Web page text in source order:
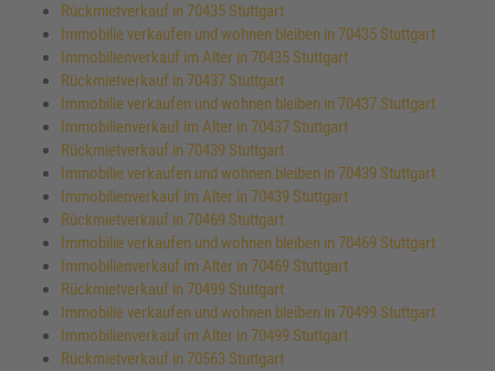
Rückmietverkauf in 70435 Stuttgart
Immobilie verkaufen und wohnen bleiben in 70435 Stuttgart
Immobilienverkauf im Alter in 70435 Stuttgart
Rückmietverkauf in 70437 Stuttgart
Immobilie verkaufen und wohnen bleiben in 70437 Stuttgart
Immobilienverkauf im Alter in 70437 Stuttgart
Rückmietverkauf in 70439 Stuttgart
Immobilie verkaufen und wohnen bleiben in 70439 Stuttgart
Immobilienverkauf im Alter in 70439 Stuttgart
Rückmietverkauf in 70469 Stuttgart
Immobilie verkaufen und wohnen bleiben in 70469 Stuttgart
Immobilienverkauf im Alter in 70469 Stuttgart
Rückmietverkauf in 70499 Stuttgart
Immobilie verkaufen und wohnen bleiben in 70499 Stuttgart
Immobilienverkauf im Alter in 70499 Stuttgart
Rückmietverkauf in 70563 Stuttgart